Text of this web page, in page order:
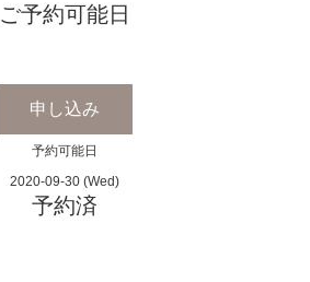
ご予約可能日
申し込み
予約可能日
2020-09-30 (Wed)
予約済